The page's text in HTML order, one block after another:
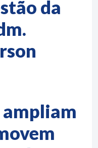
da
ampliam